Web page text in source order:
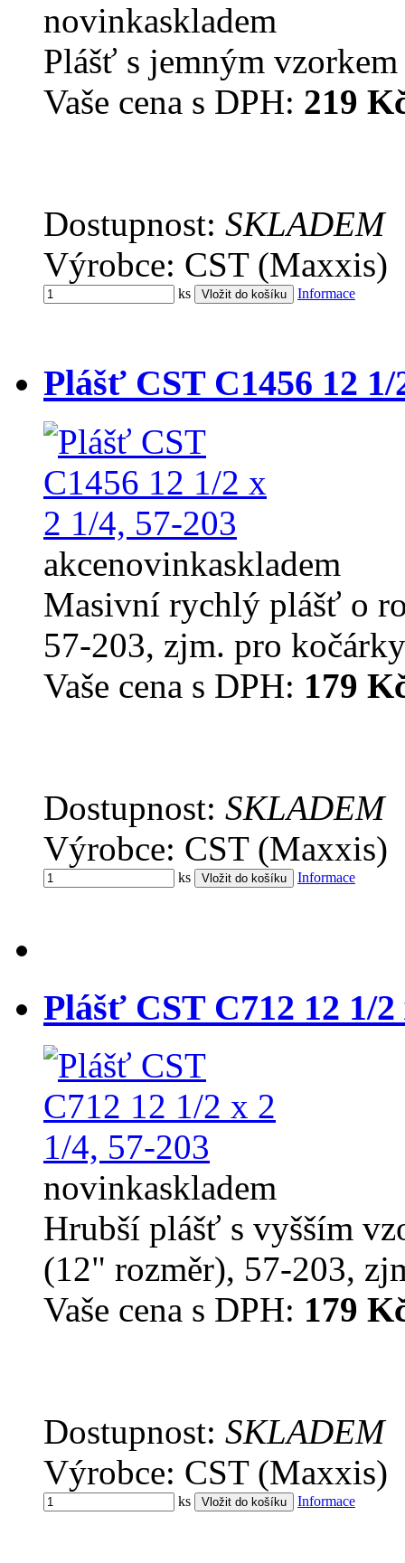
novinkaskladem
Plášť s jemným
Vaše cena s DPH: 219
Dostupnost: SKLADEM
Výrobce: CST (Maxxis)
ks Informace
Plášť CST C1456 12 1/
akcenovinkaskladem
Masivní rychlý plášť o
57-203, zjm. pro
Vaše cena s DPH: 179
Dostupnost: SKLADEM
Výrobce: CST (Maxxis)
ks Informace
Plášť CST C712 12 1/2
novinkaskladem
Hrubší plášť s vyšším
(12" rozměr), 57-203,
Vaše cena s DPH: 179
Dostupnost: SKLADEM
Výrobce: CST (Maxxis)
ks Informace